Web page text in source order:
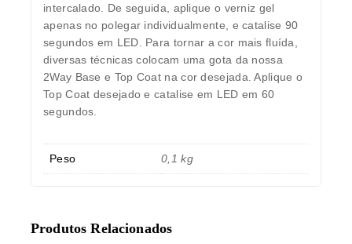
intercalado. De seguida, aplique o verniz gel
apenas no polegar individualmente, e catalise 90
segundos em LED. Para tornar a cor mais fluída,
diversas técnicas colocam uma gota da nossa
2Way Base e Top Coat na cor desejada. Aplique o
Top Coat desejado e catalise em LED em 60
segundos.
Peso 0,1 kg
Produtos Relacionados